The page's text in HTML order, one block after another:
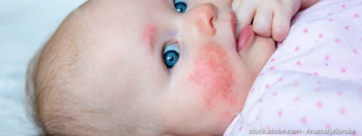
stock.adobe.com - AnastazjaSoroka